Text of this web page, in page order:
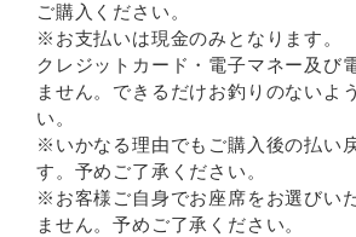
ご購入ください。
※お支払いは現金のみとなります。
クレジットカード・電子マネー及び
ません。できるだけお釣りのないよ
い。
※いかなる理由でもご購入後の払い
す。予めご了承ください。
※お客様ご自身でお座席をお選びい
ません。予めご了承ください。